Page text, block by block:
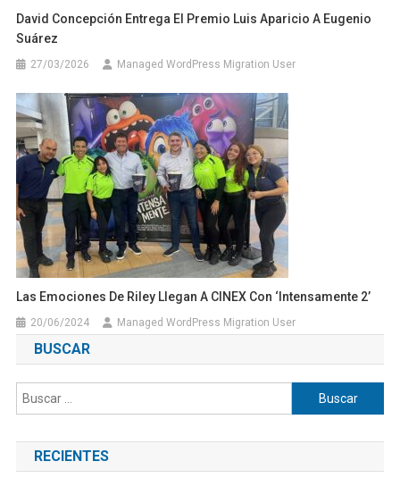
David Concepción Entrega El Premio Luis Aparicio A Eugenio
Suárez
27/03/2026 Managed WordPress Migration User
Las Emociones De Riley Llegan A CINEX Con ‘Intensamente 2’
20/06/2024 Managed WordPress Migration User
BUSCAR
Buscar:
RECIENTES